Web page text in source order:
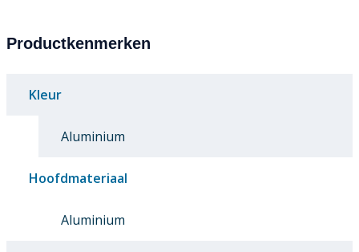
Productkenmerken
Kleur
Aluminium
Hoofdmateriaal
Aluminium